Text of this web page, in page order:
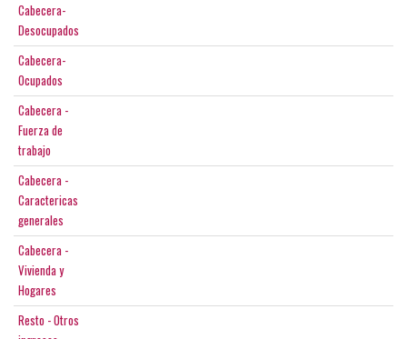
Cabecera-
Desocupados
Cabecera-
Ocupados
Cabecera -
Fuerza de
trabajo
Cabecera -
Caractericas
generales
Cabecera -
Vivienda y
Hogares
Resto - Otros